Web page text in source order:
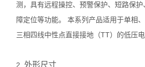
测，具有远程操控、预警保护、短路保
障定位等功能。 本系列产品适用于单相
三相四线中性点直接接地（TT）的低压电
2.外形尺寸